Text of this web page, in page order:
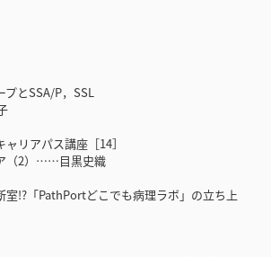
とSSA/P，SSL
リアパス講座［14］
（2）……目黒史織
!?「PathPortどこでも病理ラボ」の立ち上